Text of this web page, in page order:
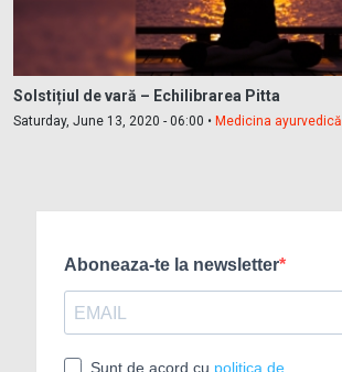
Solstițiul de vară – Echilibrarea Pitta
Saturday, June 13, 2020 - 06:00 • Medicina ayurvedică